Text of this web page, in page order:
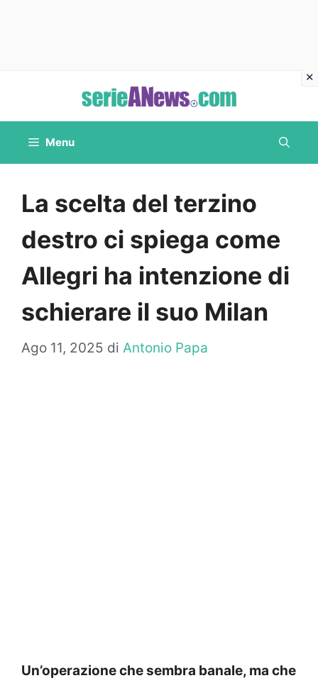
contenuto
Menu
La scelta del terzino
destro ci spiega come
Allegri ha intenzione di
schierare il suo Milan
Ago 11, 2025 di Antonio Papa
Un’operazione che sembra banale, ma che